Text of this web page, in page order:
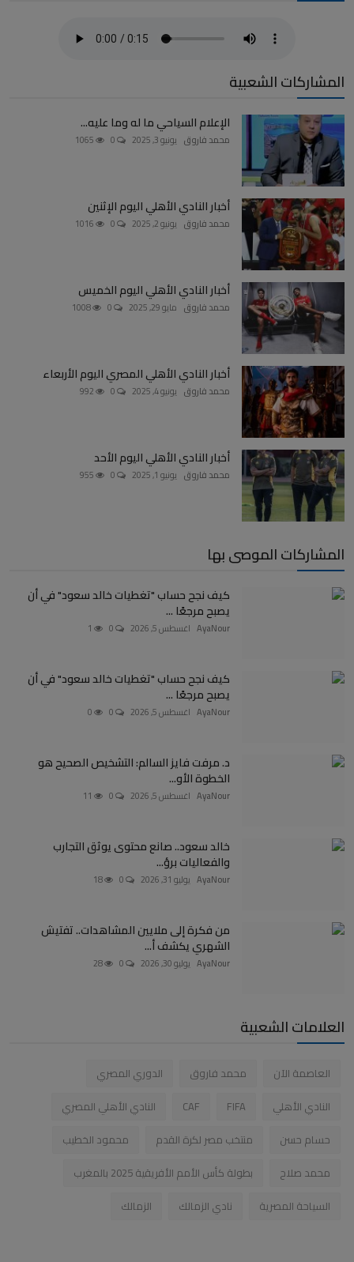
المشاركات الشعبية
الإعلام السياحي ما له وما عليه...
محمد فاروق يونيو 3, 2025
أخبار النادي الأهلي اليوم الإثنين
محمد فاروق يونيو 2, 2025
أخبار النادي الأهلي اليوم الخميس
محمد فاروق مايو 29, 2025
أخبار النادي الأهلي المصري اليوم الأربعاء
محمد فاروق يونيو 4, 2025
أخبار النادي الأهلي اليوم الأحد
محمد فاروق يونيو 1, 2025
المشاركات الموصى بها
كيف نجح حساب "تغطيات خالد سعود" في أن
يصبح مرجعًا ...
AyaNour اغسطس 5, 2026
كيف نجح حساب "تغطيات خالد سعود" في أن
يصبح مرجعًا ...
AyaNour اغسطس 5, 2026
د. مرفت فايز السالم: التشخيص الصحيح هو
الخطوة الأو...
AyaNour اغسطس 5, 2026
خالد سعود.. صانع محتوى يوثق التجارب
والفعاليات برؤ...
AyaNour يوليو 31, 2026
من فكرة إلى ملايين المشاهدات.. تفتيش
الشهري يكشف أ...
AyaNour يوليو 30, 2026
العلامات الشعبية
العاصمة الآن محمد فاروق
الدوري المصري
النادي الأهلي
FIFA
CAF
النادي الأهلي المصري
حسام حسن
منتخب مصر لكرة القدم
محمود الخطيب
محمد صلاح
بطولة كأس الأمم الأفريقية 2025 بالمغرب
السياحة المصرية
نادي الزمالك الزمالك